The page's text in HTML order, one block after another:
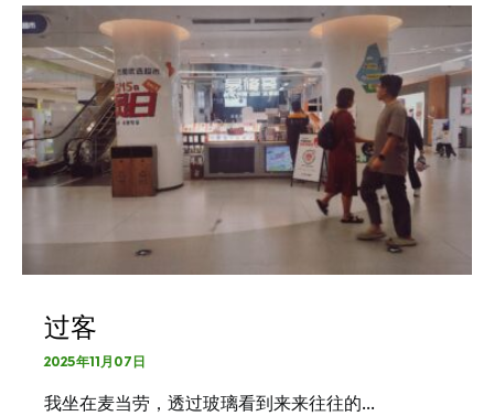
过客
2025年11月07日
我坐在麦当劳，透过玻璃看到来来往往的…